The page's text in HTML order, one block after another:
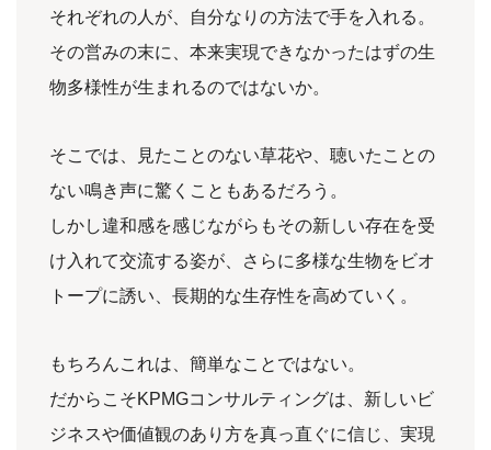
それぞれの人が、自分なりの方法で手を入れる。
その営みの末に、本来実現できなかったはずの生
物多様性が生まれるのではないか。
そこでは、見たことのない草花や、聴いたことの
ない鳴き声に驚くこともあるだろう。
しかし違和感を感じながらもその新しい存在を受
け入れて交流する姿が、さらに多様な生物をビオ
トープに誘い、長期的な生存性を高めていく。
もちろんこれは、簡単なことではない。
だからこそKPMGコンサルティングは、新しいビ
ジネスや価値観のあり方を真っ直ぐに信じ、実現